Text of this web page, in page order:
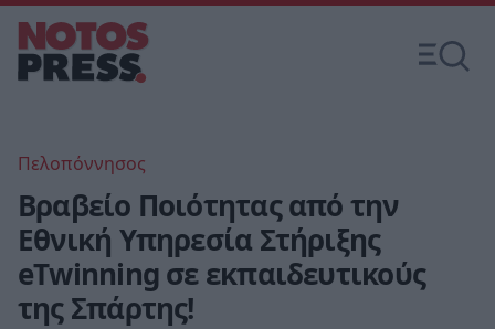
Πελοπόννησος
Βραβείο Ποιότητας από την
Εθνική Υπηρεσία Στήριξης
eΤwinning σε εκπαιδευτικούς
της Σπάρτης!